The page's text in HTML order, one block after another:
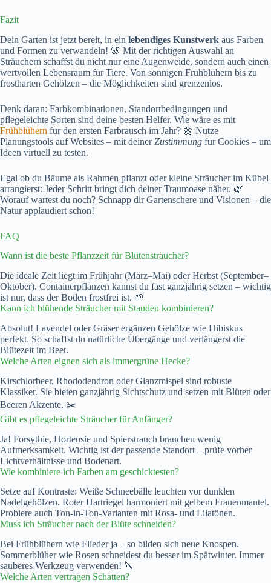
Fazit
Dein Garten ist jetzt bereit, in ein lebendiges Kunstwerk aus Farben
und Formen zu verwandeln! 🌸 Mit der richtigen Auswahl an
Sträuchern schaffst du nicht nur eine Augenweide, sondern auch einen
wertvollen Lebensraum für Tiere. Von sonnigen Frühblühern bis zu
frostharten Gehölzen – die Möglichkeiten sind grenzenlos.
Denk daran: Farbkombinationen, Standortbedingungen und
pflegeleichte Sorten sind deine besten Helfer. Wie wäre es mit
Frühblühern für den ersten Farbrausch im Jahr? 🌼 Nutze
Planungstools auf Websites – mit deinerZustimmung für Cookies – um
Ideen virtuell zu testen.
Egal ob du Bäume als Rahmen pflanzt oder kleine Sträucher im Kübel
arrangierst: Jeder Schritt bringt dich deiner Traumoase näher. 🌿
Worauf wartest du noch? Schnapp dir Gartenschere und Visionen – die
Natur applaudiert schon!
FAQ
Wann ist die beste Pflanzzeit für Blütensträucher?
Die ideale Zeit liegt im Frühjahr (März–Mai) oder Herbst (September–
Oktober). Containerpflanzen kannst du fast ganzjährig setzen – wichtig
ist nur, dass der Boden frostfrei ist. 🌱
Kann ich blühende Sträucher mit Stauden kombinieren?
Absolut! Lavendel oder Gräser ergänzen Gehölze wie Hibiskus
perfekt. So schaffst du natürliche Übergänge und verlängerst die
Blütezeit im Beet.
Welche Arten eignen sich als immergrüne Hecke?
Kirschlorbeer, Rhododendron oder Glanzmispel sind robuste
Klassiker. Sie bieten ganzjährig Sichtschutz und setzen mit Blüten oder
Beeren Akzente. ✂️
Gibt es pflegeleichte Sträucher für Anfänger?
Ja! Forsythie, Hortensie und Spierstrauch brauchen wenig
Aufmerksamkeit. Wichtig ist der passende Standort – prüfe vorher
Lichtverhältnisse und Bodenart.
Wie kombiniere ich Farben am geschicktesten?
Setze auf Kontraste: Weiße Schneebälle leuchten vor dunklen
Nadelgehölzen. Roter Hartriegel harmoniert mit gelbem Frauenmantel.
Probiere auch Ton-in-Ton-Varianten mit Rosa- und Lilatönen.
Muss ich Sträucher nach der Blüte schneiden?
Bei Frühblühern wie Flieder ja – so bilden sich neue Knospen.
Sommerblüher wie Rosen schneidest du besser im Spätwinter. Immer
sauberes Werkzeug verwenden! 🔪
Welche Arten vertragen Schatten?